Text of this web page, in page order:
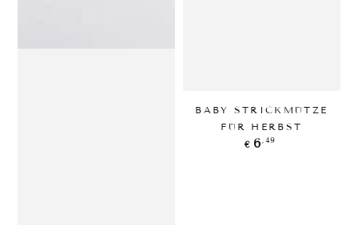
BABY STRICKMÜTZE
FÜR HERBST
Regulärer
€ 6,49